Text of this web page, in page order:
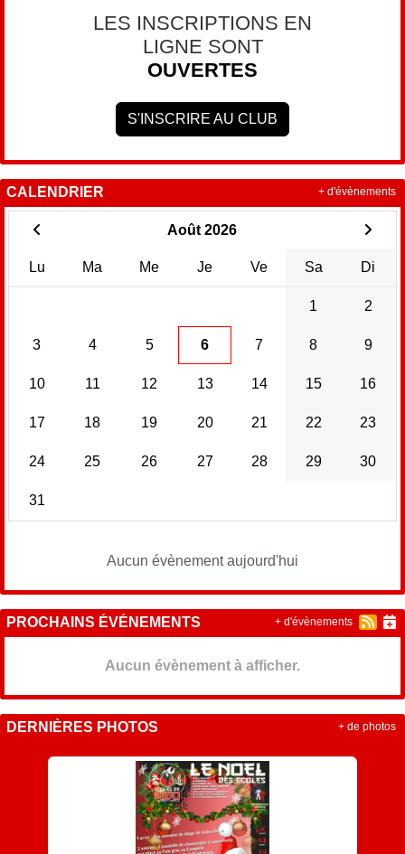
LES INSCRIPTIONS EN
LIGNE SONT
OUVERTES
S'INSCRIRE AU CLUB
CALENDRIER
Août 2026
Lu Ma Me Je Ve Sa Di
1 2
3 4 5 6 7 8 9
10 11 12 13 14 15 16
17 18 19 20 21 22 23
24 25 26 27 28 29 30
31
Aucun évènement aujourd'hui
+ d'évènements
PROCHAINS ÉVÉNEMENTS
Aucun évènement à afficher.
+ d'évènements
DERNIÈRES PHOTOS + de photos